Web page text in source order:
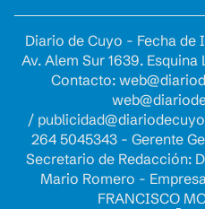
Diario de Cuyo - Fecha de
Av. Alem Sur 1639.
Contacto:
/
264 5045343 - Gerente
Secretario de Redacción:
Mario Romero -
FRANCISCO